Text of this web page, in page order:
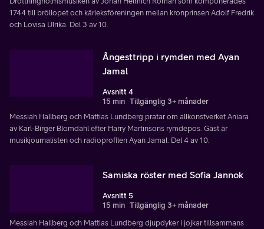
1744 till bröllopet och kärleksföreningen mellan kronprinsen Adolf Fredrik
och Lovisa Ulrika. Del 3 av 10.
Ångesttripp i rymden med Ayan
Jamal
Avsnitt 4
15 min Tillgänglig 3+ månader
Messiah Hallberg och Mattias Lundberg pratar om allkonstverket Aniara
av Karl-Birger Blomdahl efter Harry Martinsons rymdepos. Gäst är
musikjournalisten och radioprofilen Ayan Jamal. Del 4 av 10.
Samiska röster med Sofia Jannok
Avsnitt 5
15 min Tillgänglig 3+ månader
Messiah Hallberg och Mattias Lundberg djupdyker i jojkar tillsammans